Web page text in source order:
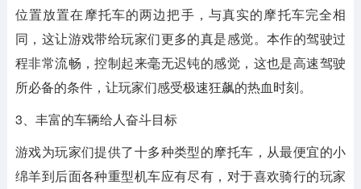
位置放置在摩托车的两边把手，与真实的摩托车完全相
同，这让游戏带给玩家们更多的真是感觉。本作的驾驶过
程非常流畅，控制起来毫无迟钝的感觉，这也是高速驾驶
所必备的条件，让玩家们感受极速狂飙的热血时刻。
3、丰富的车辆给人奋斗目标
游戏为玩家们提供了十多种类型的摩托车，从最便宜的小
绵羊到后面各种重型机车应有尽有，对于喜欢骑行的玩家